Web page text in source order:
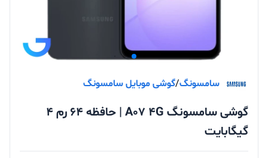
سامسونگ/گوشی موبایل سامسونگ
گوشی سامسونگ A07 4G | حافظه 64 رم 4
گیگابایت